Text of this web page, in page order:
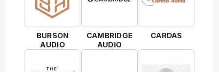
BURSON
AUDIO
CAMBRIDGE
AUDIO
CARDAS